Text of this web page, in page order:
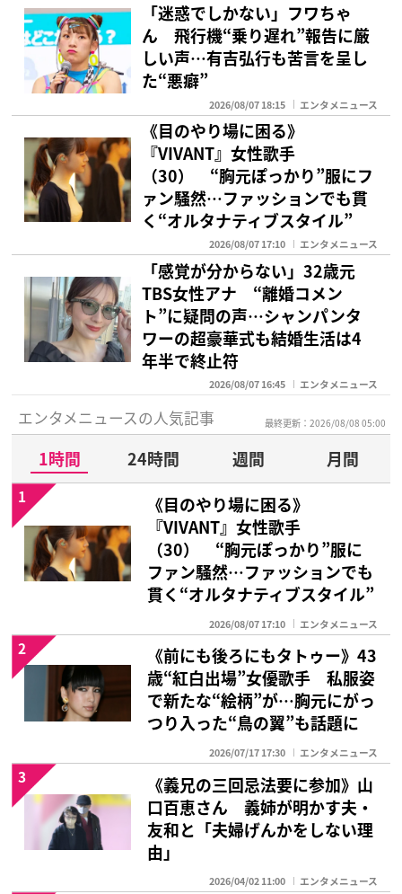
「迷惑でしかない」フワちゃ
ん 飛行機“乗り遅れ”報告に厳
しい声…有吉弘行も苦言を呈し
た“悪癖”
2026/08/07 18:15 エンタメニュース
《目のやり場に困る》
『VIVANT』女性歌手
（30） “胸元ぽっかり”服にフ
ァン騒然…ファッションでも貫
く“オルタナティブスタイル”
2026/08/07 17:10 エンタメニュース
「感覚が分からない」32歳元
TBS女性アナ “離婚コメン
ト”に疑問の声…シャンパンタ
ワーの超豪華式も結婚生活は4
年半で終止符
2026/08/07 16:45 エンタメニュース
エンタメニュースの人気記事 最終更新：2026/08/08 05:00
1時間 24時間 週間
月間
《目のやり場に困る》
『VIVANT』女性歌手
（30） “胸元ぽっかり”服に
ファン騒然…ファッションでも
貫く“オルタナティブスタイル”
2026/08/07 17:10 エンタメニュース
1
《前にも後ろにもタトゥー》43
歳“紅白出場”女優歌手 私服姿
で新たな“絵柄”が…胸元にがっ
つり入った“鳥の翼”も話題に
2026/07/17 17:30 エンタメニュース
2
《義兄の三回忌法要に参加》山
口百恵さん 義姉が明かす夫・
友和と「夫婦げんかをしない理
由」
2026/04/02 11:00 エンタメニュース
3